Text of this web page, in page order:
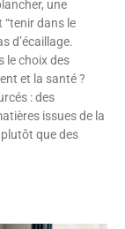
une
dans le
d’écaillage.
le choix des
et la santé ?
: des
issues de la
que des